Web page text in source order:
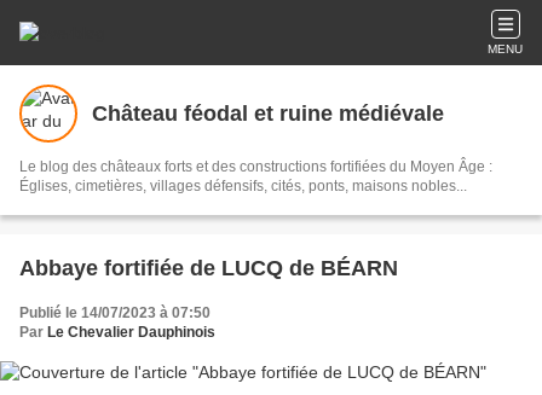
MENU
Château féodal et ruine médiévale
Le blog des châteaux forts et des constructions fortifiées du Moyen Âge :
Églises, cimetières, villages défensifs, cités, ponts, maisons nobles...
Abbaye fortifiée de LUCQ de BÉARN
Publié le 14/07/2023 à 07:50
Par Le Chevalier Dauphinois